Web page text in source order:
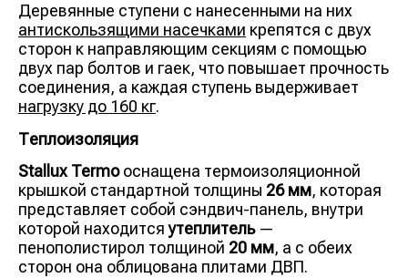
Деревянные ступени с нанесенными на них
антискользящими насечками крепятся с двух
сторон к направляющим секциям с помощью
двух пар болтов и гаек, что повышает прочность
соединения, а каждая ступень выдерживает
нагрузку до 160 кг.
Теплоизоляция
Stallux Termoоснащена термоизоляционной
крышкой стандартной толщины 26 мм, которая
представляет собой сэндвич-панель, внутри
которой находитсяутеплитель—
пенополистирол толщиной 20 мм, а с обеих
сторон она облицована плитами ДВП.